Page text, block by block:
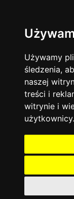
Używamy
śledzenia,
naszej
treści i
witrynie i
użytkownicy.
zakres dni
Wtorek
Środa
Czwartek
Piątek
Sobota
Niedziela